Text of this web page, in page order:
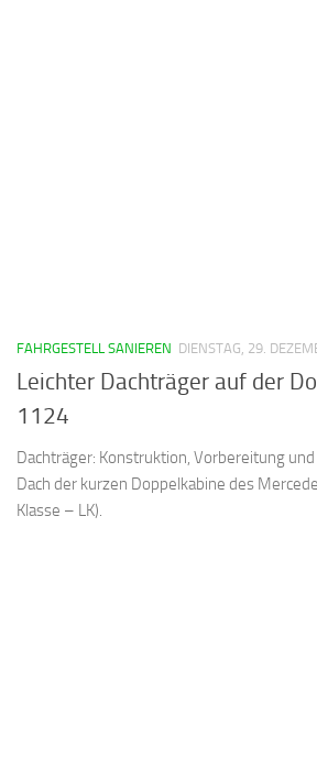
FAHRGESTELL SANIEREN DIENSTAG, 29.
Leichter Dachträger auf der
1124
Dachträger: Konstruktion, Vorbereitung
Dach der kurzen Doppelkabine des
Klasse – LK).